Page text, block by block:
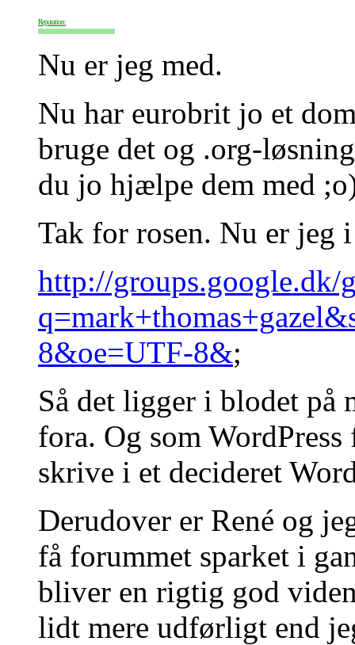
Reputation:
Nu er jeg med.
Nu har eurobrit jo et
bruge det og .org-
du jo hjælpe dem med
Tak for rosen. Nu er jeg
http://groups.google.dk/
8&oe=UTF-8&;
Så det ligger i blodet
fora. Og som
skrive i et decideret
Derudover er René og
få forummet sparket i
bliver en rigtig god
lidt mere udførligt end